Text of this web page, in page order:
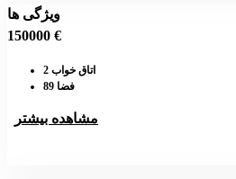
ویژگی ها
150000 €
اتاق خواب 2
فضا 89
مشاهده بیشتر